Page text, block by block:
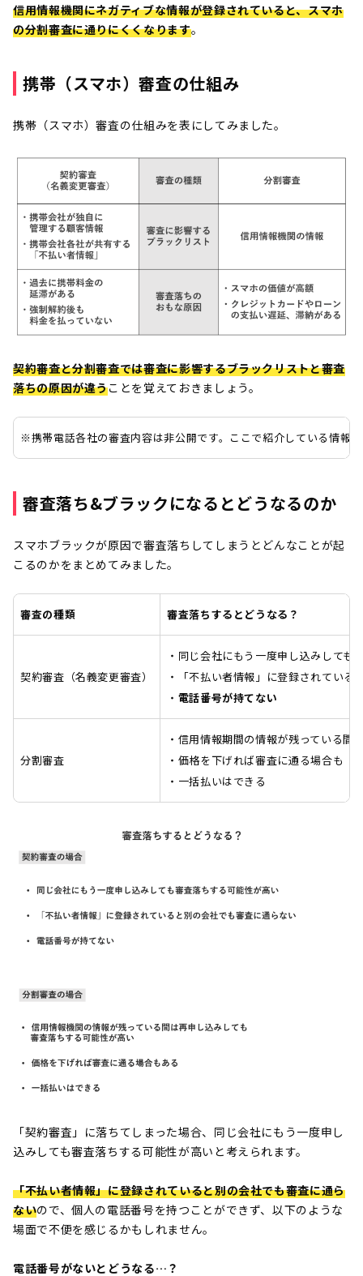
信用情報機関にネガティブな情報が登録されていると、スマホ
の分割審査に通りにくくなります。
携帯（スマホ）審査の仕組み
携帯（スマホ）審査の仕組みを表にしてみました。
契約審査と分割審査では審査に影響するブラックリストと審査
落ちの原因が違うことを覚えておきましょう。
※携帯電話各社の審査内容は非公開です。ここで紹介している情報
審査落ち&ブラックになるとどうなるのか
スマホブラックが原因で審査落ちしてしまうとどんなことが起
こるのかをまとめてみました。
審査の種類 審査落ちするとどうなる？
契約審査（名義変更審査）
・同じ会社にもう一度申し込みしても
・「不払い者情報」に登録されている
・ 電話番号が持てない
分割審査
・信用情報期間の情報が残っている
・価格を下げれば審査に通る場合も
・一括払いはできる
「契約審査」に落ちてしまった場合、同じ会社にもう一度申し
込みしても審査落ちする可能性が高いと考えられます。
「不払い者情報」に登録されていると別の会社でも審査に通ら
ないので、個人の電話番号を持つことができず、以下のような
場面で不便を感じるかもしれません。
電話番号がないとどうなる…？